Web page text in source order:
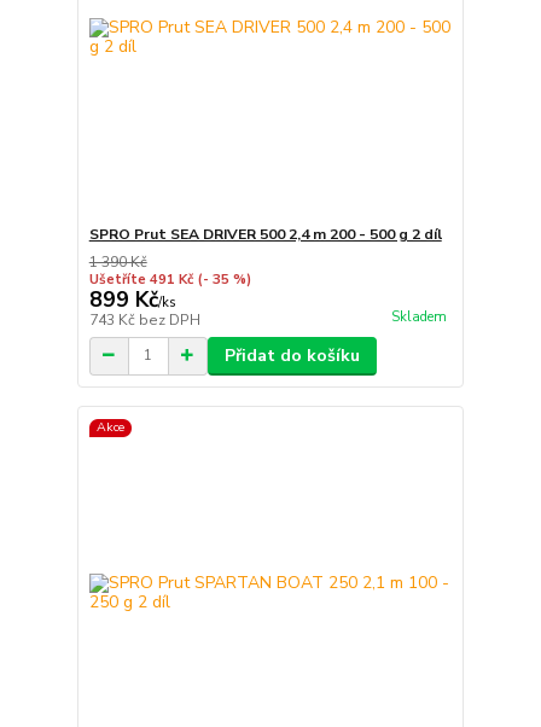
SPRO Prut SEA DRIVER 500 2,4 m 200 - 500 g 2 díl
1 390 Kč
Ušetříte 491 Kč (- 35 %)
899 Kč/ks
743 Kč bez DPH Skladem
Přidat do košíku
Akce